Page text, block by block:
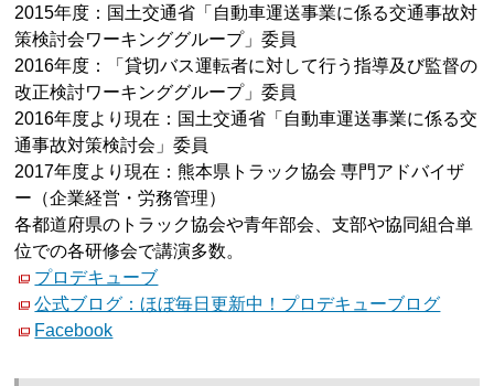
2015年度：国土交通省「自動車運送事業に係る交通事故対
策検討会ワーキンググループ」委員
2016年度：「貸切バス運転者に対して行う指導及び監督の
改正検討ワーキンググループ」委員
2016年度より現在：国土交通省「自動車運送事業に係る交
通事故対策検討会」委員
2017年度より現在：熊本県トラック協会 専門アドバイザ
ー（企業経営・労務管理）
各都道府県のトラック協会や青年部会、支部や協同組合単
位での各研修会で講演多数。
プロデキューブ
公式ブログ：ほぼ毎日更新中！プロデキューブログ
Facebook